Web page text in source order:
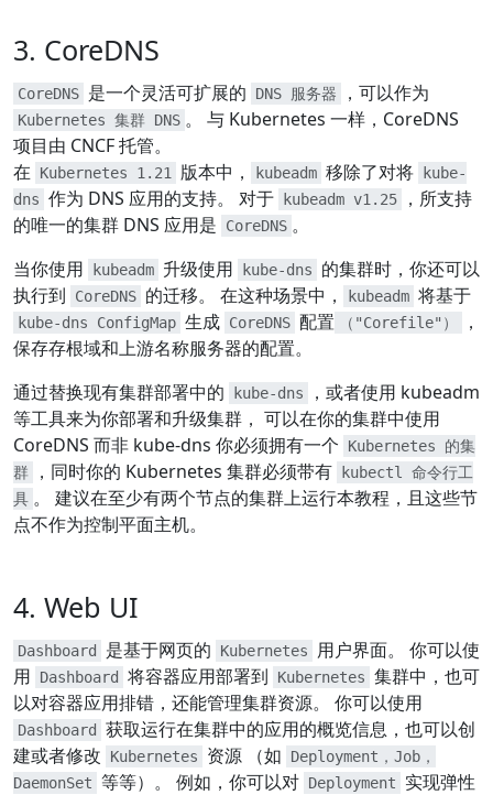
3. CoreDNS
CoreDNS 是一个灵活可扩展的 DNS 服务器 ，可以作为
Kubernetes 集群 DNS 。 与 Kubernetes 一样，CoreDNS
项目由 CNCF 托管。
在
Kubernetes 1.21 版本中， kubeadm 移除了对将
kube-
dns 作为 DNS 应用的支持。 对于 kubeadm v1.25
，所支持
的唯一的集群 DNS 应用是
CoreDNS 。
当你使用
kubeadm 升级使用 kube-dns
的集群时，你还可以
执行到
CoreDNS 的迁移。 在这种场景中， kubeadm 将基于
kube-dns ConfigMap 生成 CoreDNS 配置 （"Corefile"）
，
保存存根域和上游名称服务器的配置。
通过替换现有集群部署中的
kube-dns
，或者使用 kubeadm
等工具来为你部署和升级集群， 可以在你的集群中使用
CoreDNS 而非 kube-dns 你必须拥有一个
Kubernetes 的集
群
，同时你的 Kubernetes 集群必须带有
kubectl 命令行工
具 。 建议在至少有两个节点的集群上运行本教程，且这些节
点不作为控制平面主机。
4. Web UI
Dashboard 是基于网页的 Kubernetes
用户界面。 你可以使
用
Dashboard 将容器应用部署到 Kubernetes 集群中，也可
以对容器应用排错，还能管理集群资源。 你可以使用
Dashboard
获取运行在集群中的应用的概览信息，也可以创
建或者修改
Kubernetes 资源 （如
Deployment，Job，
DaemonSet 等等）。 例如，你可以对 Deployment
实现弹性